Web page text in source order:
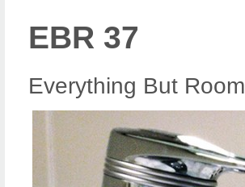
EBR 37
Everything But Room